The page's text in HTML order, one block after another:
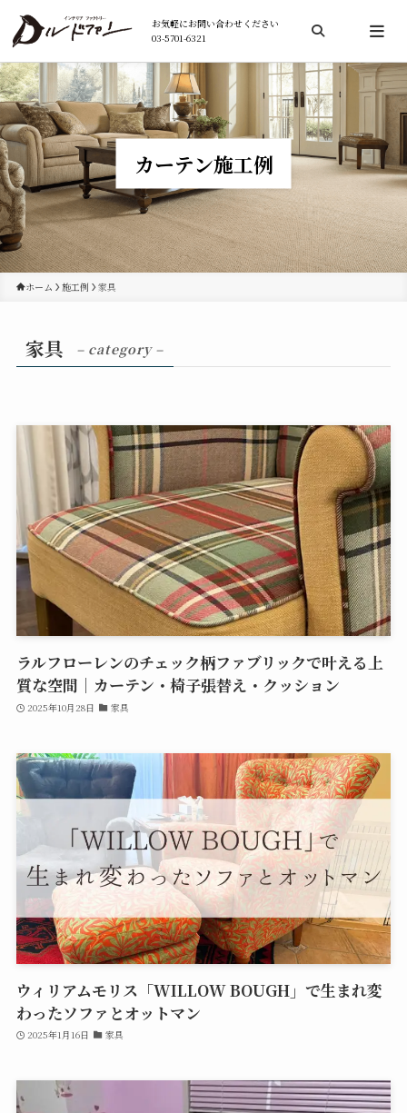
お気軽にお問い合わせください
03-5701-6321
検索
カーテン施工例
ホーム 施工例 家具
家具 – category –
ラルフローレンのチェック柄ファブリックで叶える上
質な空間｜カーテン・椅子張替え・クッション
2025年10月28日 家具
ウィリアムモリス「WILLOW BOUGH」で生まれ変
わったソファとオットマン
2025年1月16日 家具